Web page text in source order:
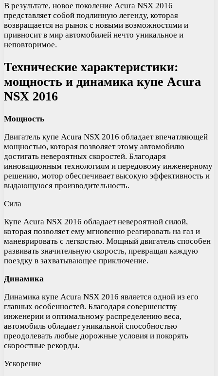
В результате, новое поколение Acura NSX 2016
представляет собой подлинную легенду, которая
возвращается на рынок с новыми возможностями и
привносит в мир автомобилей нечто уникальное и
неповторимое.
Технические характеристики:
мощность и динамика купе Acura
NSX 2016
Мощность
Двигатель купе Acura NSX 2016 обладает впечатляющей
мощностью, которая позволяет этому автомобилю
достигать невероятных скоростей. Благодаря
инновационным технологиям и передовому инженерному
решению, мотор обеспечивает высокую эффективность и
выдающуюся производительность.
Сила
Купе Acura NSX 2016 обладает невероятной силой,
которая позволяет ему мгновенно реагировать на газ и
маневрировать с легкостью. Мощный двигатель способен
развивать значительную скорость, превращая каждую
поездку в захватывающее приключение.
Динамика
Динамика купе Acura NSX 2016 является одной из его
главных особенностей. Благодаря совершенству
инженерии и оптимальному распределению веса,
автомобиль обладает уникальной способностью
преодолевать любые дорожные условия и покорять
скоростные рекорды.
Ускорение